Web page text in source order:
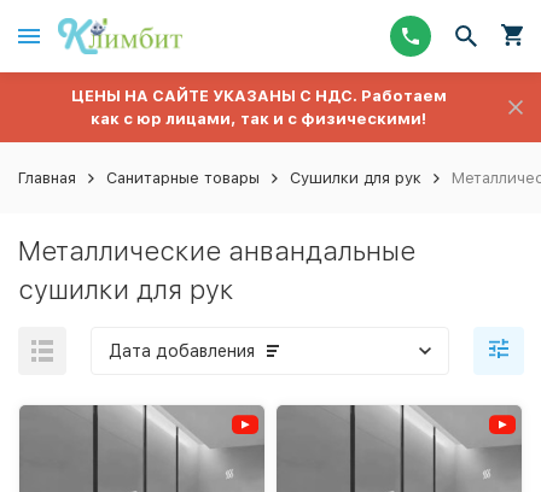
ЦЕНЫ НА САЙТЕ УКАЗАНЫ С НДС. Работаем
как с юр лицами, так и с физическими!
Главная Санитарные товары Сушилки для рук
Металлические анвандальные
сушилки для рук
Дата добавления